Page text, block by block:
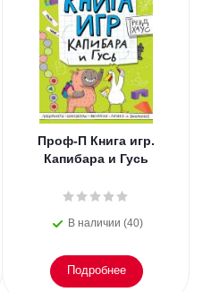
Проф-П Книга игр.
Капибара и Гусь
В наличии (40)
Подробнее